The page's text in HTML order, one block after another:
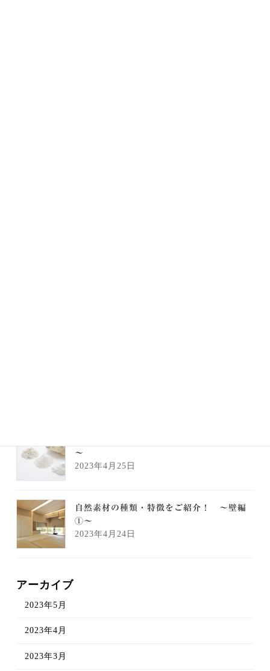
～
2023年4月25日
自然素材の種類・特徴をご紹介！ ～壁編
①～
2023年4月24日
アーカイブ
2023年5月
2023年4月
2023年3月